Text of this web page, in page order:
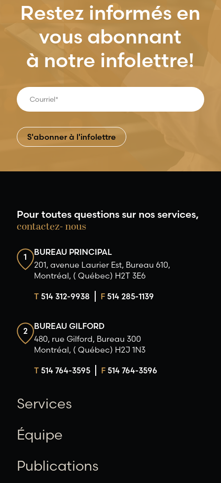
Restez informés en
vous abonnant
à notre infolettre!
Pour toutes questions sur nos services,
contactez- nous
1
BUREAU PRINCIPAL
201, avenue Laurier Est, Bureau 610,
Montréal, ( Québec) H2T 3E6
T514 312-9938 F514 285-1139
2
BUREAU GILFORD
480, rue Gilford, Bureau 300
Montréal, ( Québec) H2J 1N3
T514 764-3595 F514 764-3596
Services
Équipe
Publications